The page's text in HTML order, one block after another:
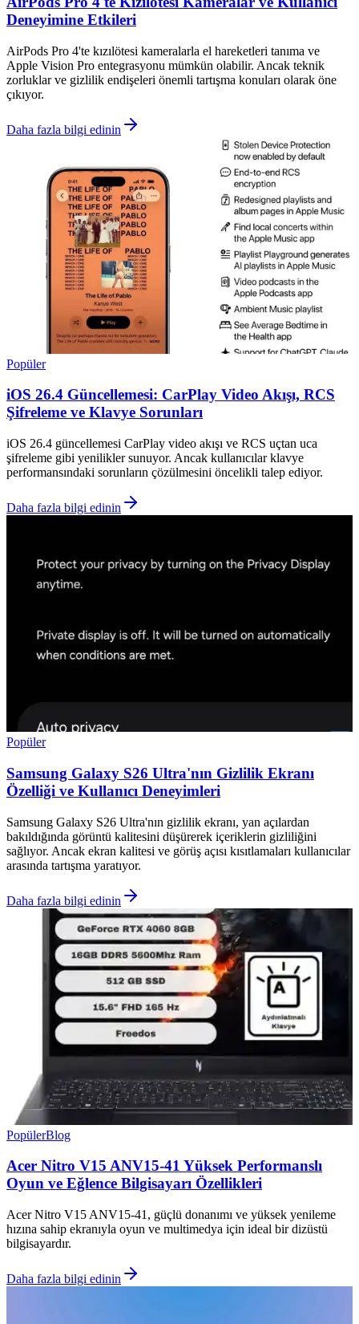
Deneyimine Etkileri
AirPods Pro 4'te kızılötesi kameralarla el hareketleri tanıma ve
Apple Vision Pro entegrasyonu mümkün olabilir. Ancak teknik
zorluklar ve gizlilik endişeleri önemli tartışma konuları olarak öne
çıkıyor.
Daha fazla bilgi edinin
Popüler
iOS 26.4 Güncellemesi: CarPlay Video Akışı, RCS
Şifreleme ve Klavye Sorunları
iOS 26.4 güncellemesi CarPlay video akışı ve RCS uçtan uca
şifreleme gibi yenilikler sunuyor. Ancak kullanıcılar klavye
performansındaki sorunların çözülmesini öncelikli talep ediyor.
Daha fazla bilgi edinin
Popüler
Samsung Galaxy S26 Ultra'nın Gizlilik Ekranı
Özelliği ve Kullanıcı Deneyimleri
Samsung Galaxy S26 Ultra'nın gizlilik ekranı, yan açılardan
bakıldığında görüntü kalitesini düşürerek içeriklerin gizliliğini
sağlıyor. Ancak ekran kalitesi ve görüş açısı kısıtlamaları kullanıcılar
arasında tartışma yaratıyor.
Daha fazla bilgi edinin
PopülerBlog
Acer Nitro V15 ANV15-41 Yüksek Performanslı
Oyun ve Eğlence Bilgisayarı Özellikleri
Acer Nitro V15 ANV15-41, güçlü donanımı ve yüksek yenileme
hızına sahip ekranıyla oyun ve multimedya için ideal bir dizüstü
bilgisayardır.
Daha fazla bilgi edinin